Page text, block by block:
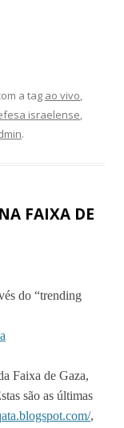
a tag ao vivo,
israelense,
.
FAIXA DE
do “trending
Faixa de Gaza,
são as últimas
,